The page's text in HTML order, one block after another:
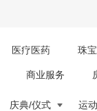
医疗医药 珠
商业服务
庆典/仪式 运